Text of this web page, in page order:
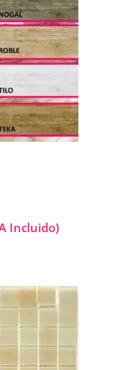
Incluido)